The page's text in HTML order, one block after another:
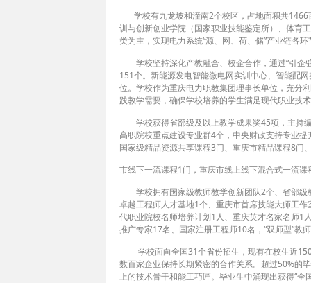
学校有九龙坡和潼南2个校区，占地面积共1466
训与创新创业学院（国家职业技能鉴定所）、体育
类为主，实现电力系统“源、网、荷、储”产业链各
学校坚持深化产教融合、校企合作，通过“引企
151个。新能源发电智能微电网实训中心、智能配
位。学校作为重庆电力职教集团理事长单位，充分
践教学需要，确保学校培养的学生满足现代职业技
学校获得省部级及以上教学成果奖45项，主持编
高职院校重点建设专业群4个，中央财政支持专业
国家级精品资源共享课程3门、重庆市精品课程8
市线下一流课程1门，重庆市线上线下混合式一流
学校拥有国家级教师教学创新团队2个、省部级
卓越工程师人才基地1个、重庆市首席技能大师工
代职业院校名师培养计划1人、重庆英才名家名师1
推广专家17名、国家注册工程师10名，“双师型”教
学校面向全国31个省份招生，现有在校生近
数百家企业保持长期紧密的合作关系。超过50%的
上的技术骨干和能工巧匠。毕业生中涌现出获得“全